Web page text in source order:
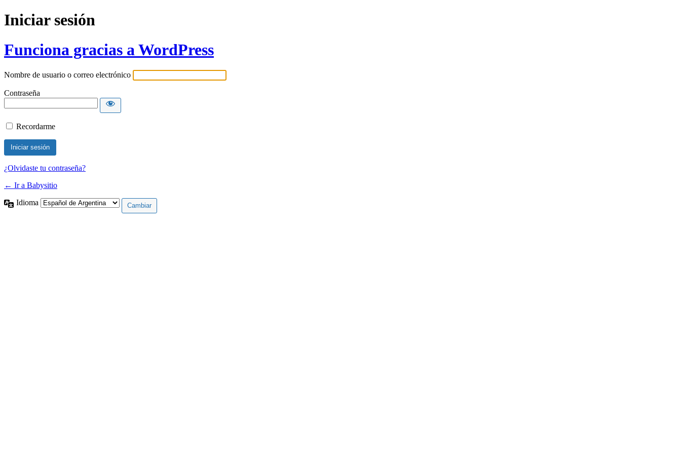
Iniciar sesión
Funciona gracias a WordPress
Nombre de usuario o correo electrónico
Contraseña
Recordarme
¿Olvidaste tu contraseña?
← Ir a Babysitio
Idioma